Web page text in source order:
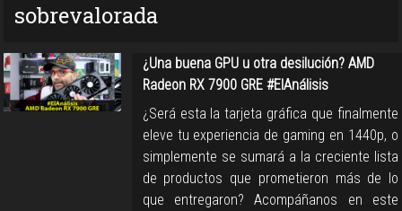
sobrevalorada
¿Una buena GPU u otra desilución? AMD
Radeon RX 7900 GRE #ElAnálisis
¿Será esta la tarjeta gráfica que finalmente
eleve tu experiencia de gaming en 1440p, o
simplemente se sumará a la creciente lista
de productos que prometieron más de lo
que entregaron? Acompáñanos en este